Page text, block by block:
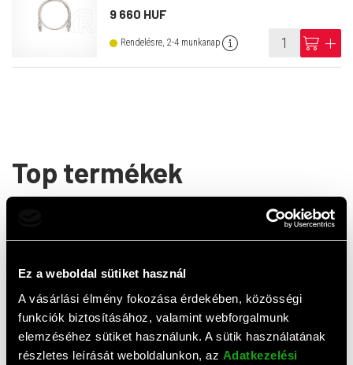
Ez a weboldal sütiket használ
A vásárlási élmény fokozása érdekében, közösségi
funkciók biztosításához, valamint webforgalmunk
elemzéséhez sütiket használunk. A sütik használatának
részletes leírását weboldalunkon, az Adatkezelési
9 660 HUF
Rendelésre, 2-4 munkanap info cart add
Top termékek
AJÁNLAT